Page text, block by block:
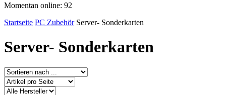
Momentan online: 92
Startseite PC Zubehör Server- Sonderkarten
Server- Sonderkarten